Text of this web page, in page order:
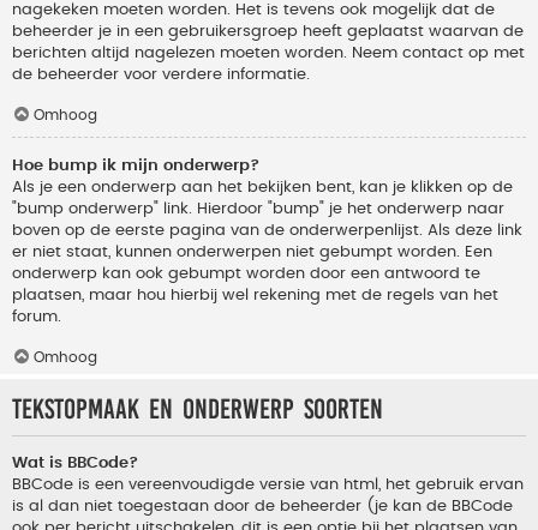
nagekeken moeten worden. Het is tevens ook mogelijk dat de
beheerder je in een gebruikersgroep heeft geplaatst waarvan de
berichten altijd nagelezen moeten worden. Neem contact op met
de beheerder voor verdere informatie.
Omhoog
Hoe bump ik mijn onderwerp?
Als je een onderwerp aan het bekijken bent, kan je klikken op de
"bump onderwerp" link. Hierdoor "bump" je het onderwerp naar
boven op de eerste pagina van de onderwerpenlijst. Als deze link
er niet staat, kunnen onderwerpen niet gebumpt worden. Een
onderwerp kan ook gebumpt worden door een antwoord te
plaatsen, maar hou hierbij wel rekening met de regels van het
forum.
Omhoog
Tekstopmaak en onderwerp soorten
Wat is BBCode?
BBCode is een vereenvoudigde versie van html, het gebruik ervan
is al dan niet toegestaan door de beheerder (je kan de BBCode